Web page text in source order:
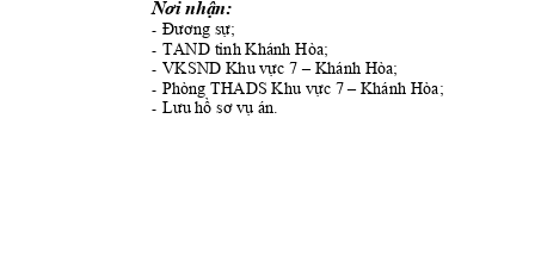
Nơi nhận:
- Đương sự;
- TAND tỉnh Khánh Hòa;
- VKSND Khu vực 7 – Khánh Hòa;
- Phòng THADS Khu vực 7 – Khánh Hòa;
- Lưu hồ sơ vụ án.